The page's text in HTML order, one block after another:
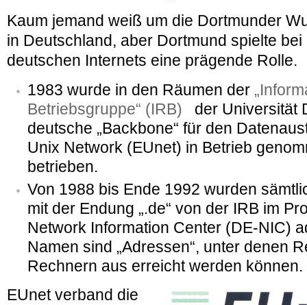
Kaum jemand weiß um die Dortmunder
in Deutschland, aber Dortmund spielte
deutschen Internets eine prägende Rolle.
1983 wurde in den Räumen der
Betriebsgruppe“ (IRB)
der Universität
deutsche „Backbone“ für den
Unix Network (EUnet) in Betrieb
betrieben.
Von 1988 bis Ende 1992 wurden
mit der Endung „.de“ von der IRB im
Network Information Center (DE-NIC)
Namen sind „Adressen“, unter denen
Rechnern aus erreicht werden können.
EUnet verband die